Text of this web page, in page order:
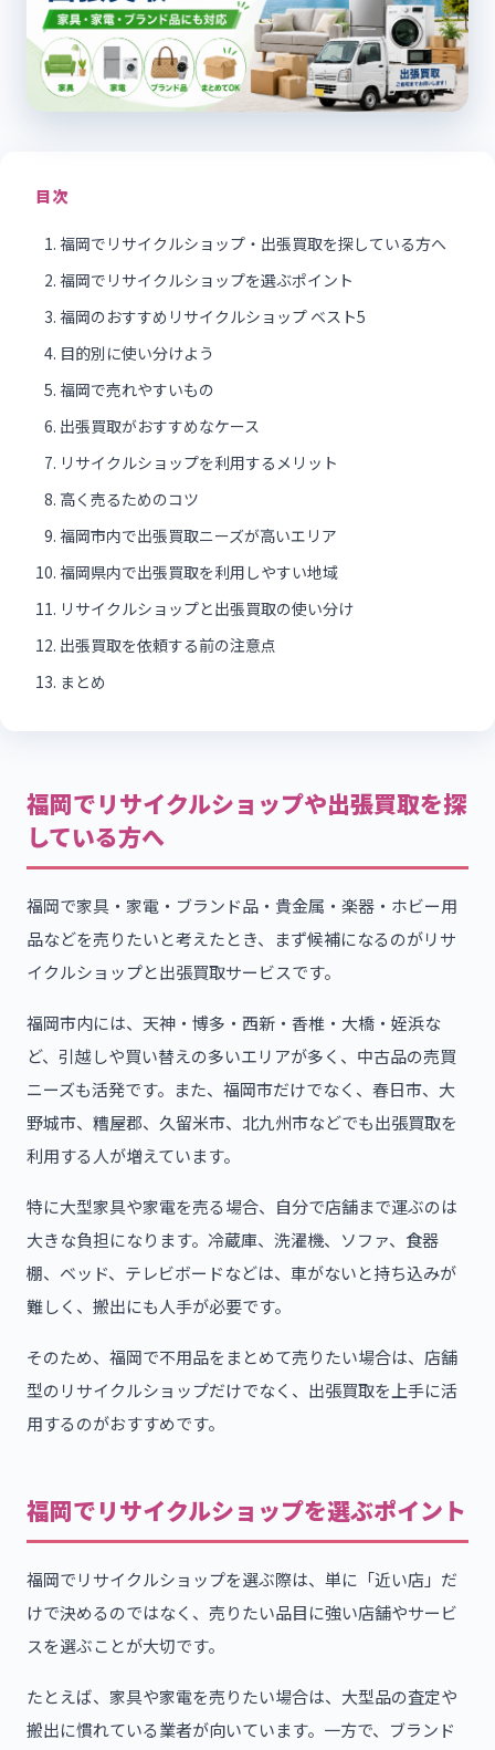
目次
福岡でリサイクルショップ・出張買取を探している方へ
福岡でリサイクルショップを選ぶポイント
福岡のおすすめリサイクルショップ ベスト5
目的別に使い分けよう
福岡で売れやすいもの
出張買取がおすすめなケース
リサイクルショップを利用するメリット
高く売るためのコツ
福岡市内で出張買取ニーズが高いエリア
福岡県内で出張買取を利用しやすい地域
リサイクルショップと出張買取の使い分け
出張買取を依頼する前の注意点
まとめ
福岡でリサイクルショップや出張買取を探
している方へ
福岡で家具・家電・ブランド品・貴金属・楽器・ホビー用
品などを売りたいと考えたとき、まず候補になるのがリサ
イクルショップと出張買取サービスです。
福岡市内には、天神・博多・西新・香椎・大橋・姪浜な
ど、引越しや買い替えの多いエリアが多く、中古品の売買
ニーズも活発です。また、福岡市だけでなく、春日市、大
野城市、糟屋郡、久留米市、北九州市などでも出張買取を
利用する人が増えています。
特に大型家具や家電を売る場合、自分で店舗まで運ぶのは
大きな負担になります。冷蔵庫、洗濯機、ソファ、食器
棚、ベッド、テレビボードなどは、車がないと持ち込みが
難しく、搬出にも人手が必要です。
そのため、福岡で不用品をまとめて売りたい場合は、店舗
型のリサイクルショップだけでなく、出張買取を上手に活
用するのがおすすめです。
福岡でリサイクルショップを選ぶポイント
福岡でリサイクルショップを選ぶ際は、単に「近い店」だ
けで決めるのではなく、売りたい品目に強い店舗やサービ
スを選ぶことが大切です。
たとえば、家具や家電を売りたい場合は、大型品の査定や
搬出に慣れている業者が向いています。一方で、ブランド